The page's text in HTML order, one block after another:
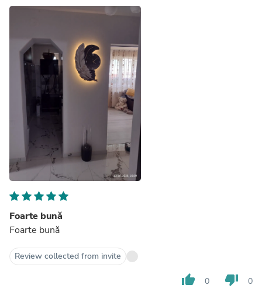
Foarte bună
Foarte bună
Review collected from invite
thumb_up 0 thumb_down 0